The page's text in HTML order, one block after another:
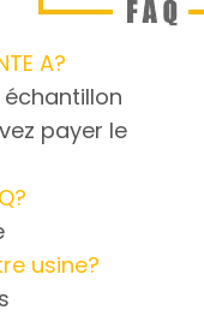
A?
payer le
usine?